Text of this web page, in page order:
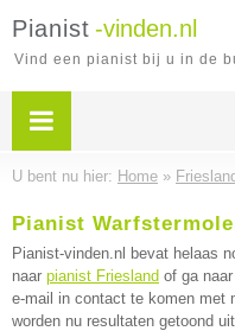
Pianist -vinden.nl
Vind een pianist bij u in de
U bent nu hier: Home » Friesland
Pianist
Pianist-vinden.nl bevat helaas
naar pianist Friesland of ga naar
e-mail in contact te komen met
worden nu resultaten getoond